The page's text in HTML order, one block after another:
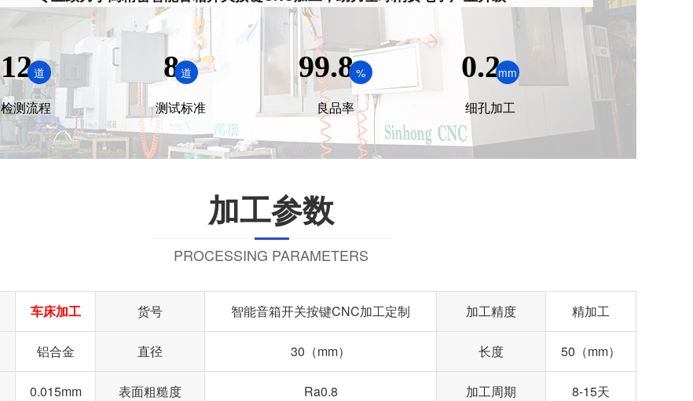
12道
检测流程
8道
测试标准
99.8%
良品率
0.2mm
细孔加工
加工参数
PROCESSING PARAMETERS
车床加工 货号 智能音箱开关按键CNC加工定制 加工精度 精加工
铝合金 直径 30（mm） 长度 50（mm）
0.015mm 表面粗糙度 Ra0.8 加工周期 8-15天